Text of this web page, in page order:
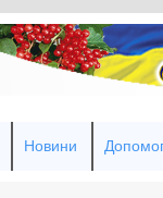
Новини